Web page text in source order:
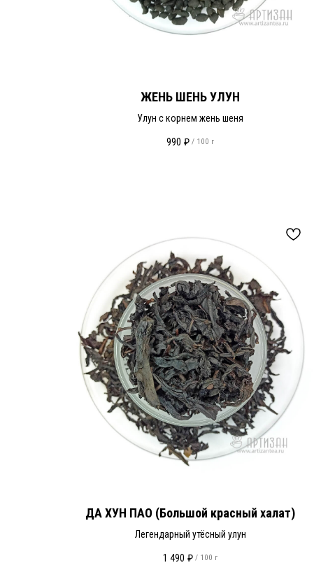
ЖЕНЬ ШЕНЬ УЛУН
Улун с корнем жень шеня
990 ₽ / 100 г
ДА ХУН ПАО (Большой красный халат)
Легендарный утёсный улун
1 490 ₽ / 100 г